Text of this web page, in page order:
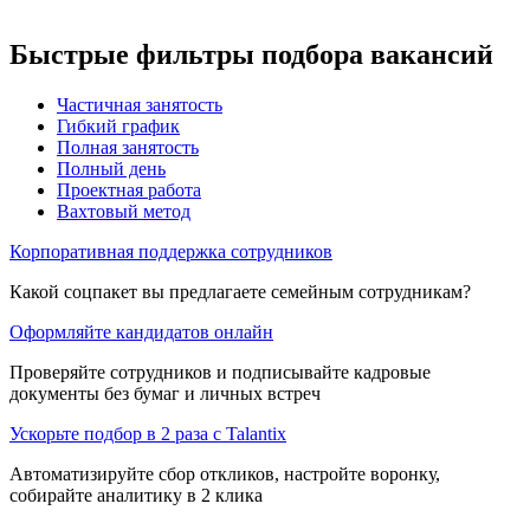
Быстрые фильтры подбора вакансий
Частичная занятость
Гибкий график
Полная занятость
Полный день
Проектная работа
Вахтовый метод
Корпоративная поддержка сотрудников
Какой соцпакет вы предлагаете семейным сотрудникам?
Оформляйте кандидатов онлайн
Проверяйте сотрудников и подписывайте кадровые
документы без бумаг и личных встреч
Ускорьте подбор в 2 раза с Talantix
Автоматизируйте сбор откликов, настройте воронку,
собирайте аналитику в 2 клика